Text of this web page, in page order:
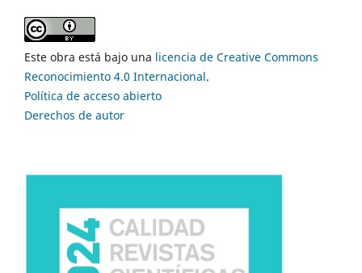
Este obra está bajo una licencia de Creative Commons
Reconocimiento 4.0 Internacional.
Política de acceso abierto
Derechos de autor